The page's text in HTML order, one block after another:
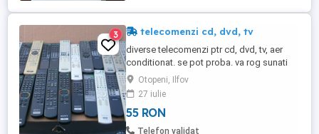
3 telecomenzi cd, dvd, tv
diverse telecomenzi ptr cd, dvd, tv, aer
conditionat. se pot proba. va rog sunati
ptr detalii, nu raspund la mail sau sms. va
multumesc.
Otopeni, Ilfov
27 iulie
55 RON
Telefon validat